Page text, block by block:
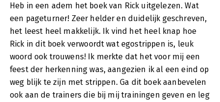
Heb in een adem het boek van Rick uitgelezen. Wat
een pageturner! Zeer helder en duidelijk geschreven,
het leest heel makkelijk. Ik vind het heel knap hoe
Rick in dit boek verwoordt wat egostrippen is, leuk
woord ook trouwens! Ik merkte dat het voor mij een
feest der herkenning was, aangezien ik al een eind op
weg blijk te zijn met strippen. Ga dit boek aanbevelen
ook aan de trainers die bij mij trainingen geven en leg